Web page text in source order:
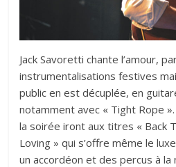
Jack Savoretti chante l’amour,
instrumentalisations festives
public en est décuplée, en
notamment avec « Tight Rope
la soirée iront aux titres « Back
Loving » qui s’offre même le
un accordéon et des percus à la